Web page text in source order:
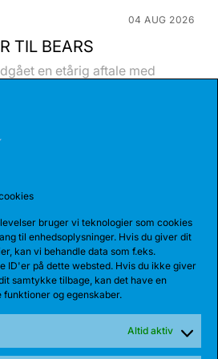
bruger vi teknologier som cookies
til enhedsoplysninger. Hvis du giver dit
kan vi behandle data som f.eks.
ID'er på dette websted. Hvis du ikke giver
samtykke tilbage, kan det have en
og egenskaber.
Altid aktiv
04 AUG 2026
TIL BEARS
en etårig aftale med
27 JUL 2026